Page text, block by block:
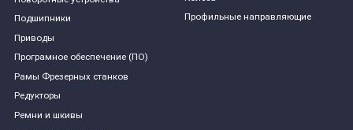
Подшипники
Приводы
Програмное обеспечение (ПО)
Рамы Фрезерных станков
Редукторы
Ремни и шкивы
Профильные направляющие